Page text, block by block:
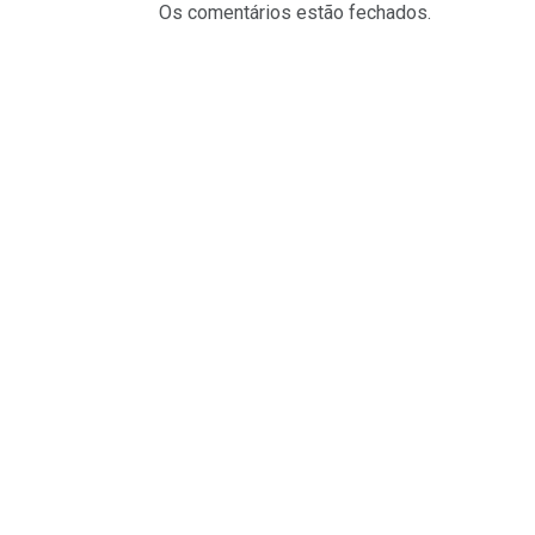
Os comentários estão fechados.